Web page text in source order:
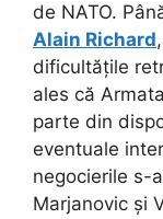
de NATO.
Alain Richard
dificultățile
ales că
parte din
eventuale
negocierile s-
Marjanovic și